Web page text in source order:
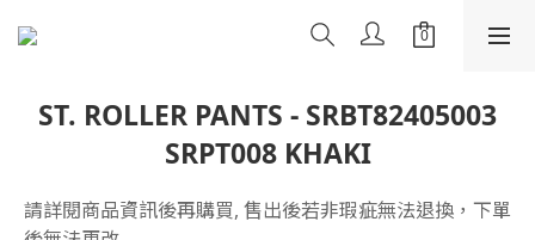
ST. ROLLER PANTS - SRBT82405003
SRPT008 KHAKI
請詳閱商品資訊後再購買, 售出後若非瑕疵無法退換，下單